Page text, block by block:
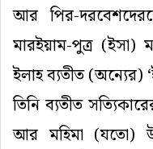
আর পির-
মারইয়াম-পুত্র
ইলাহ ব্যতীত (অন্যের)
তিনি ব্যতীত
আর মহিমা (যতো)